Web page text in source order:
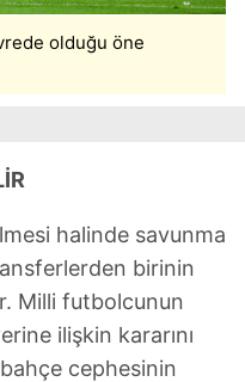
olduğu öne
halinde savunma
birinin
Milli futbolcunun
ilişkin kararını
cephesinin